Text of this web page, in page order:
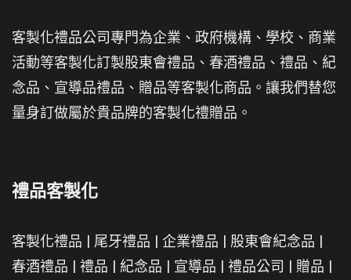
客製化禮品公司專門為企業、政府機構、學校、商業
活動等客製化訂製股東會禮品、春酒禮品、禮品、紀
念品、宣導品禮品、贈品等客製化商品。讓我們替您
量身訂做屬於貴品牌的客製化禮贈品。
禮品客製化
客製化禮品 | 尾牙禮品 | 企業禮品 | 股東會紀念品 |
春酒禮品 | 禮品 | 紀念品 | 宣導品 | 禮品公司 | 贈品 |